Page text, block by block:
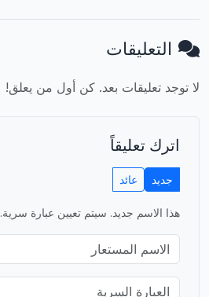
التعليقات
لا توجد تعليقات بعد. كن أول من يعلق!
اترك تعليقاً
جديد عائد
هذا الاسم جديد. سيتم تعيين عبارة سرية.